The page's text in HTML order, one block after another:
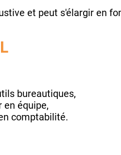
et peut s'élargir en
bureautiques,
équipe,
comptabilité.